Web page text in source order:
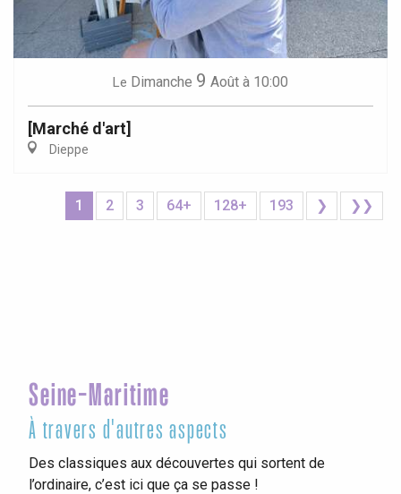
Le Dimanche 9 Août à 10:00
[Marché d'art]
Dieppe
1 2 3 64+ 128+ 193 ❯ ❯❯
Seine-Maritime
À travers d'autres aspects
Des classiques aux découvertes qui sortent de
l’ordinaire, c’est ici que ça se passe !